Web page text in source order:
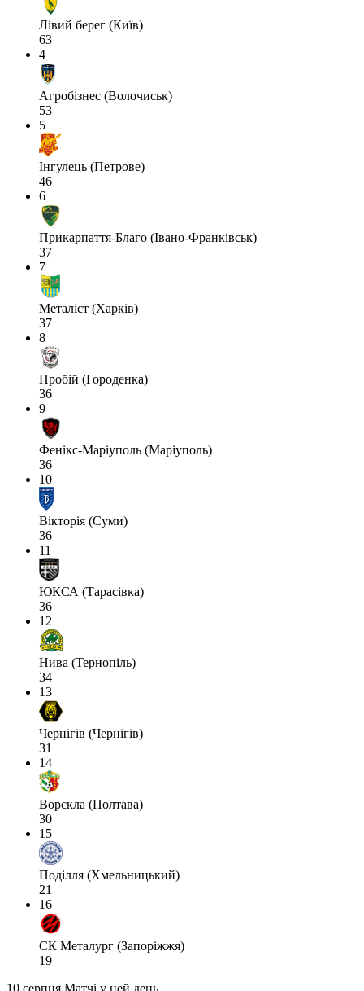
Лівий берег (Київ)
63
4
Агробізнес (Волочиськ)
53
5
Інгулець (Петрове)
46
6
Прикарпаття-Благо (Івано-Франківськ)
37
7
Металіст (Харків)
37
8
Пробій (Городенка)
36
9
Фенікс-Маріуполь (Маріуполь)
36
10
Вікторія (Суми)
36
11
ЮКСА (Тарасівка)
36
12
Нива (Тернопіль)
34
13
Чернігів (Чернігів)
31
14
Ворскла (Полтава)
30
15
Поділля (Хмельницький)
21
16
СК Металург (Запоріжжя)
19